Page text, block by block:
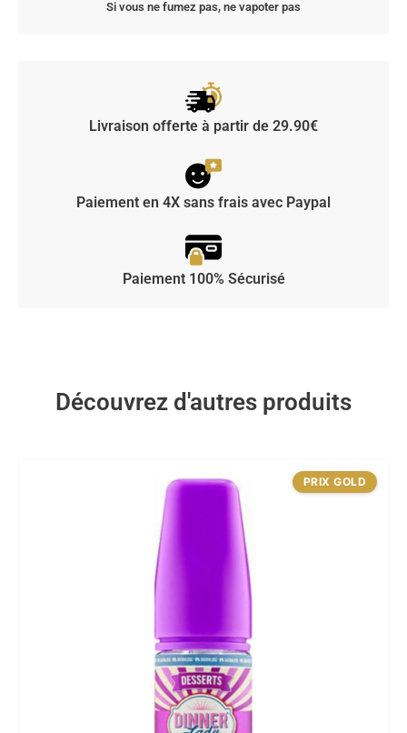
Si vous ne fumez pas, ne vapoter pas
Livraison offerte à partir de 29.90€
Paiement en 4X sans frais avec Paypal
Paiement 100% Sécurisé
Découvrez d'autres produits
PRIX GOLD